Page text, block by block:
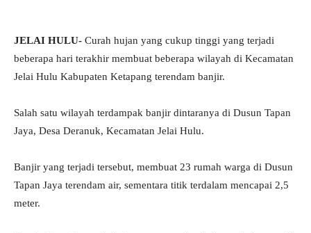
JELAI HULU- Curah hujan yang cukup tinggi yang terjadi
beberapa hari terakhir membuat beberapa wilayah di Kecamatan
Jelai Hulu Kabupaten Ketapang terendam banjir.
Salah satu wilayah terdampak banjir dintaranya di Dusun Tapan
Jaya, Desa Deranuk, Kecamatan Jelai Hulu.
Banjir yang terjadi tersebut, membuat 23 rumah warga di Dusun
Tapan Jaya terendam air, sementara titik terdalam mencapai 2,5
meter.